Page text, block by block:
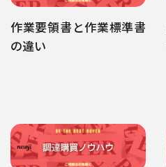
作業要領書と作業標準書
の違い